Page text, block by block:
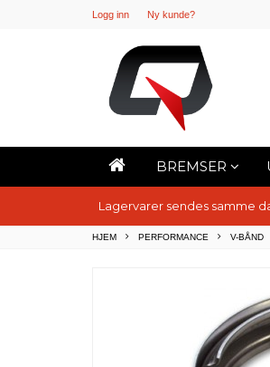
Logg inn Ny kunde?
BREMSER
Lagervarer sendes samme
HJEM PERFORMANCE V-BÅND